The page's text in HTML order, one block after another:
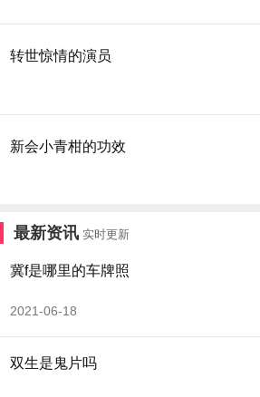
转世惊情的演员
新会小青柑的功效
最新资讯 实时更新
冀f是哪里的车牌照
2021-06-18
双生是鬼片吗